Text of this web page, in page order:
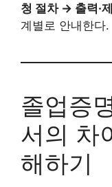
청 절차 → 출력·
계별로 안내한다.
졸업증
서의 차
해하기